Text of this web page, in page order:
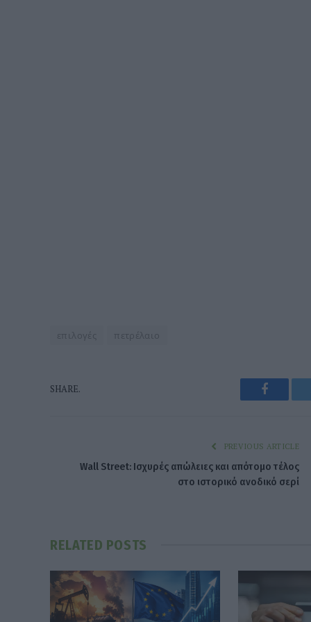
επιλογές πετρέλαιο
SHARE.
PREVIOUS ARTICLE
Wall Street: Ισχυρές απώλειες και απότομο τέλος
στο ιστορικό ανοδικό σερί
RELATED POSTS